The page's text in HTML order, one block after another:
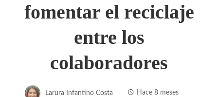
fomentar el reciclaje
entre los
colaboradores
Larura Infantino Costa Hace 8 meses